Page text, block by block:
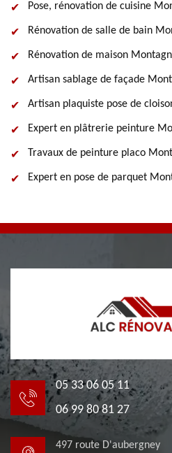
Pose, rénovation de cuisine
Rénovation de salle de bain
Rénovation de maison
Artisan sablage de façade
Artisan plaquiste pose de
Expert en plâtrerie peinture
Travaux de peinture placo
Expert en pose de parquet
05 33 06 05 11
06 99 80 81 27
497 route D'aubergney